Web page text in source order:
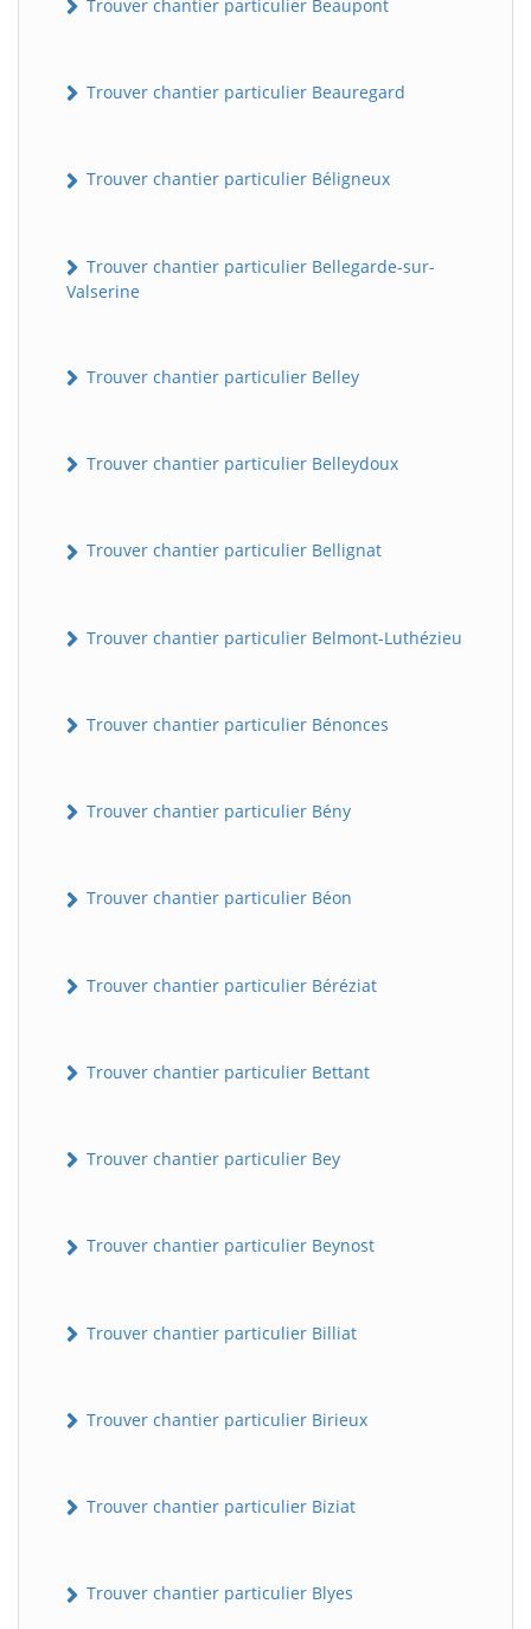
Trouver chantier particulier Beaupont
Trouver chantier particulier Beauregard
Trouver chantier particulier Béligneux
Trouver chantier particulier Bellegarde-sur-
Valserine
Trouver chantier particulier Belley
Trouver chantier particulier Belleydoux
Trouver chantier particulier Bellignat
Trouver chantier particulier Belmont-Luthézieu
Trouver chantier particulier Bénonces
Trouver chantier particulier Bény
Trouver chantier particulier Béon
Trouver chantier particulier Béréziat
Trouver chantier particulier Bettant
Trouver chantier particulier Bey
Trouver chantier particulier Beynost
Trouver chantier particulier Billiat
Trouver chantier particulier Birieux
Trouver chantier particulier Biziat
Trouver chantier particulier Blyes